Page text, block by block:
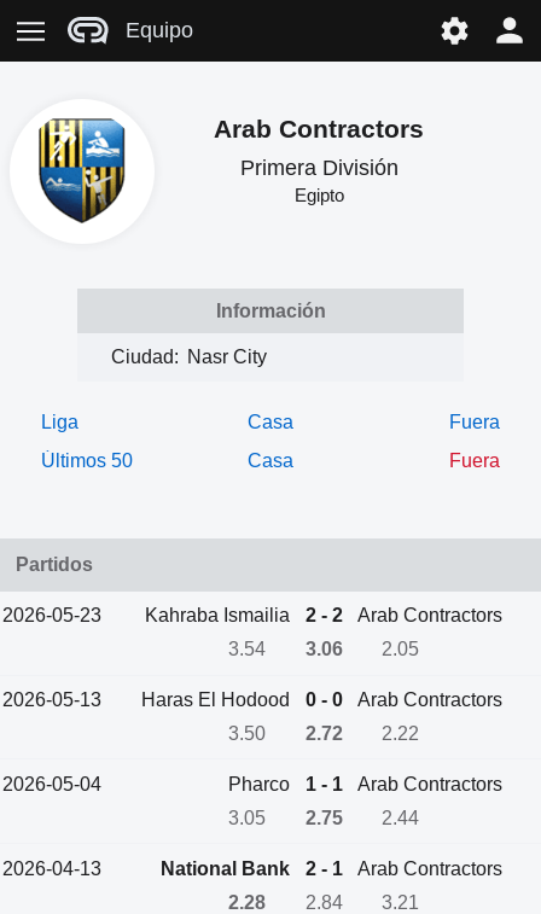
Equipo
Arab Contractors
Primera División
Egipto
Información
Ciudad: Nasr City
Liga Casa
Fuera
Últimos 50
Casa Fuera
Partidos
2026-05-23 Kahraba Ismailia 2 - 2
Arab Contractors
3.54
3.06 2.05
2026-05-13 Haras El Hodood 0 - 0
Arab Contractors
3.50
2.72 2.22
2026-05-04 Pharco 1 - 1
Arab Contractors
3.05
2.75 2.44
2026-04-13 National Bank 2 - 1
Arab Contractors
2.28
2.84 3.21